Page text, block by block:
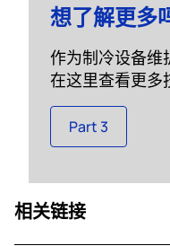
想了解更多
作为制冷设备维
在这里查看更多
Part 3
相关链接